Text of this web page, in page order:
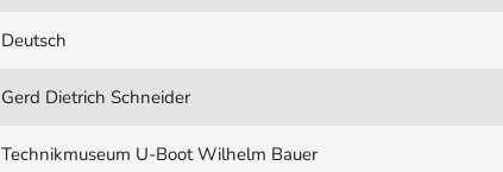
Deutsch
Gerd Dietrich Schneider
Technikmuseum U-Boot Wilhelm Bauer